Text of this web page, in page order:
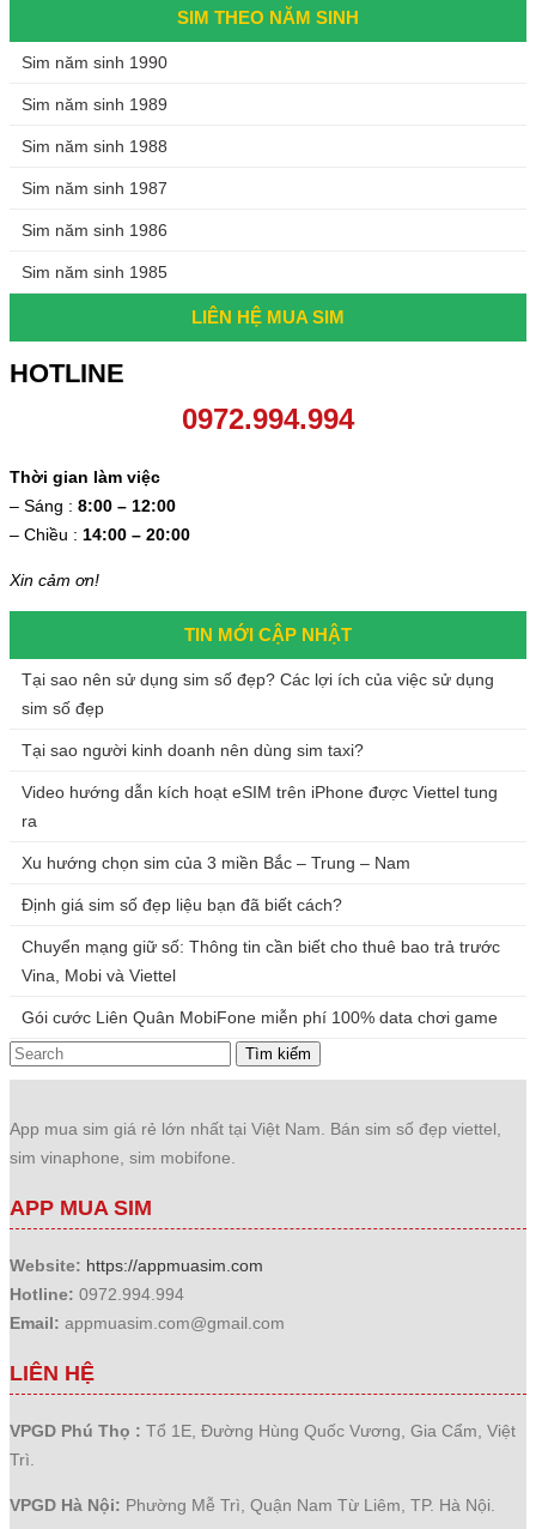
SIM THEO NĂM SINH
Sim năm sinh 1990
Sim năm sinh 1989
Sim năm sinh 1988
Sim năm sinh 1987
Sim năm sinh 1986
Sim năm sinh 1985
LIÊN HỆ MUA SIM
HOTLINE
Thời gian làm việc
– Sáng : 8:00 – 12:00
– Chiều : 14:00 – 20:00
Xin cảm ơn!
TIN MỚI CẬP NHẬT
Tại sao nên sử dụng sim số đẹp? Các lợi ích của việc sử dụng
sim số đẹp
Tại sao người kinh doanh nên dùng sim taxi?
Video hướng dẫn kích hoạt eSIM trên iPhone được Viettel tung
ra
Xu hướng chọn sim của 3 miền Bắc – Trung – Nam
Định giá sim số đẹp liệu bạn đã biết cách?
Chuyển mạng giữ số: Thông tin cần biết cho thuê bao trả trước
Vina, Mobi và Viettel
Gói cước Liên Quân MobiFone miễn phí 100% data chơi game
Tìm kiếm
App mua sim giá rẻ lớn nhất tại Việt Nam. Bán sim số đẹp viettel,
sim vinaphone, sim mobifone.
APP MUA SIM
Website: https://appmuasim.com
Hotline: 0972.994.994
Email: appmuasim.com@gmail.com
LIÊN HỆ
VPGD Phú Thọ : Tổ 1E, Đường Hùng Quốc Vương, Gia Cẩm, Việt
Trì.
VPGD Hà Nội: Phường Mễ Trì, Quận Nam Từ Liêm, TP. Hà Nội.